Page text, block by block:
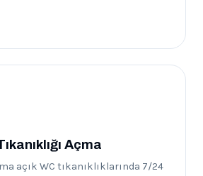
Açma
açık WC tıkanıklıklarında 7/24